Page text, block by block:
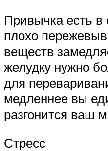
Привычка есть
плохо
веществ
желудку нужно
для
медленнее вы
разгонится ваш
Стресс